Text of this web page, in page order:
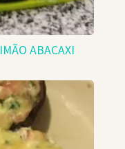
ABACAXI